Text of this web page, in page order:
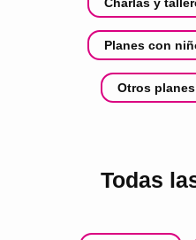
Charlas y
Planes con
Otros
Todas